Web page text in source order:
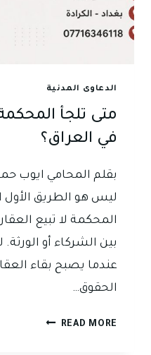
الدعاوى المدنية
متى تلجأ المحكمة
في العراق؟
بقلم المحامي ايوب
ليس هو الطريق الأول
المحكمة لا تبيع
بين الشركاء أو
عندما يصبح بقاء
الحقوق…
READ MORE متى